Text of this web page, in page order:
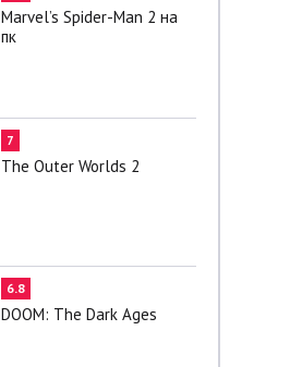
Marvel’s Spider-Man 2 на
пк
7
The Outer Worlds 2
6.8
DOOM: The Dark Ages